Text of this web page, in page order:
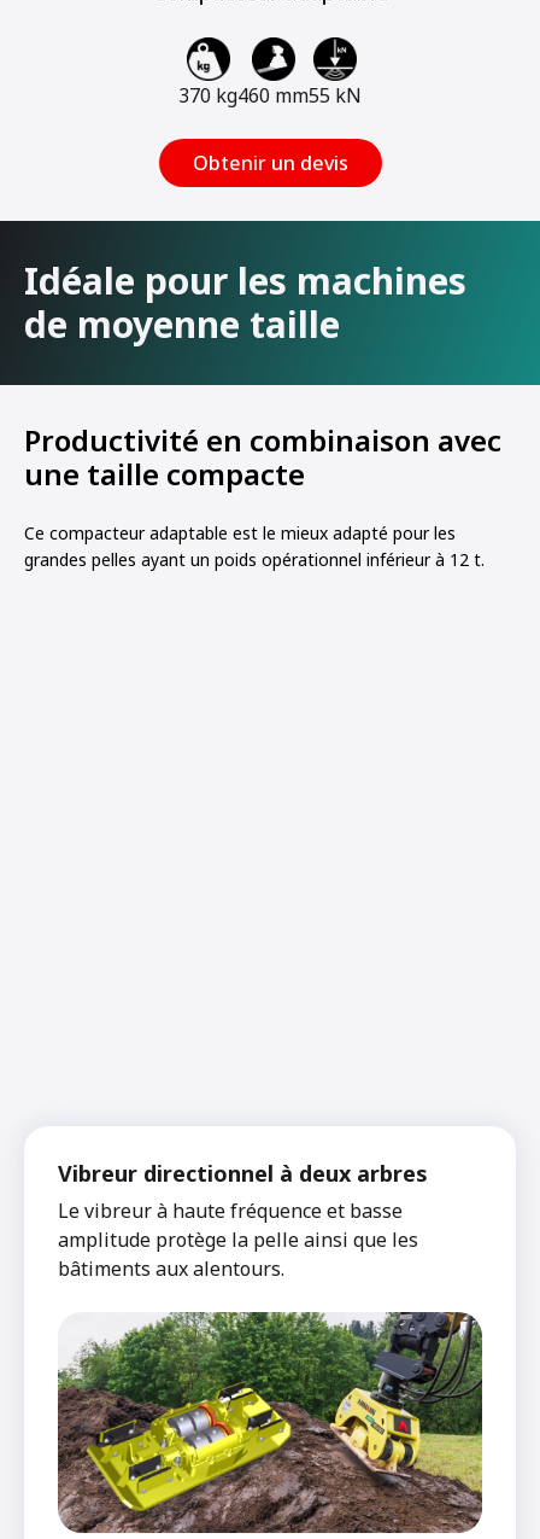
370 kg460 mm55 kN
Obtenir un devis
Idéale pour les machines
de moyenne taille
Productivité en combinaison avec
une taille compacte
Ce compacteur adaptable est le mieux adapté pour les
grandes pelles ayant un poids opérationnel inférieur à 12 t.
Vibreur directionnel à deux arbres
Le vibreur à haute fréquence et basse
amplitude protège la pelle ainsi que les
bâtiments aux alentours.